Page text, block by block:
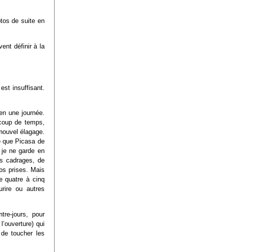
de suite en
définir à la
insuffisant.
une journée.
de temps,
élagage.
que Picasa de
ne garde en
cadrages, de
prises. Mais
quatre à cinq
ou autres
jours, pour
qui
toucher les